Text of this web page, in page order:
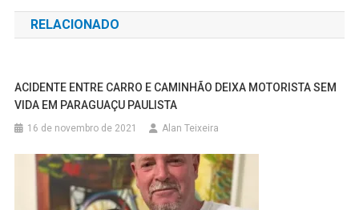
Post
RELACIONADO
ACIDENTE ENTRE CARRO E CAMINHÃO DEIXA MOTORISTA SEM
VIDA EM PARAGUAÇU PAULISTA
16 de novembro de 2021 Alan Teixeira